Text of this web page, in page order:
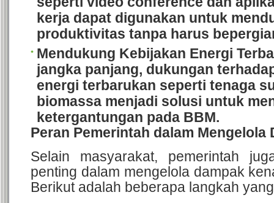
kerja dapat digunakan untuk
produktivitas tanpa harus
Mendukung Kebijakan Energi
jangka panjang, dukungan
energi terbarukan seperti tenaga
biomassa menjadi solusi untuk
ketergantungan pada BBM.
Peran Pemerintah dalam Mengelola
Selain masyarakat, pemerintah
penting dalam mengelola dampak
Berikut adalah beberapa langkah